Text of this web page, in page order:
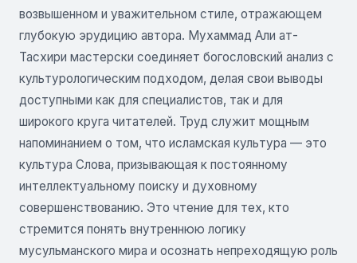
возвышенном и уважительном стиле, отражающем
глубокую эрудицию автора. Мухаммад Али ат-
Тасхири мастерски соединяет богословский анализ с
культурологическим подходом, делая свои выводы
доступными как для специалистов, так и для
широкого круга читателей. Труд служит мощным
напоминанием о том, что исламская культура — это
культура Слова, призывающая к постоянному
интеллектуальному поиску и духовному
совершенствованию. Это чтение для тех, кто
стремится понять внутреннюю логику
мусульманского мира и осознать непреходящую роль